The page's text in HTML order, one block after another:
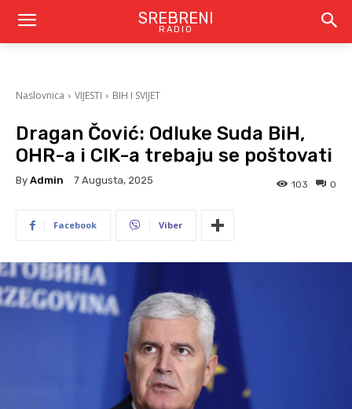
SREBRENI
RADIO
Naslovnica VIJESTI BIH I SVIJET
Dragan Čović: Odluke Suda BiH,
OHR-a i CIK-a trebaju se poštovati
By Admin 7 Augusta, 2025 0
103
Facebook Viber